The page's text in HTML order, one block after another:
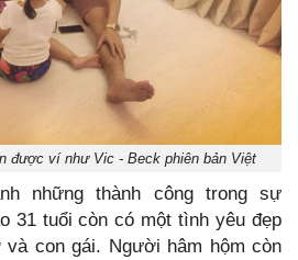
được ví như Vic - Beck phiên bản Việt
những thành công trong sự
31 tuổi còn có một tình yêu đẹp
và con gái. Người hâm hộm còn